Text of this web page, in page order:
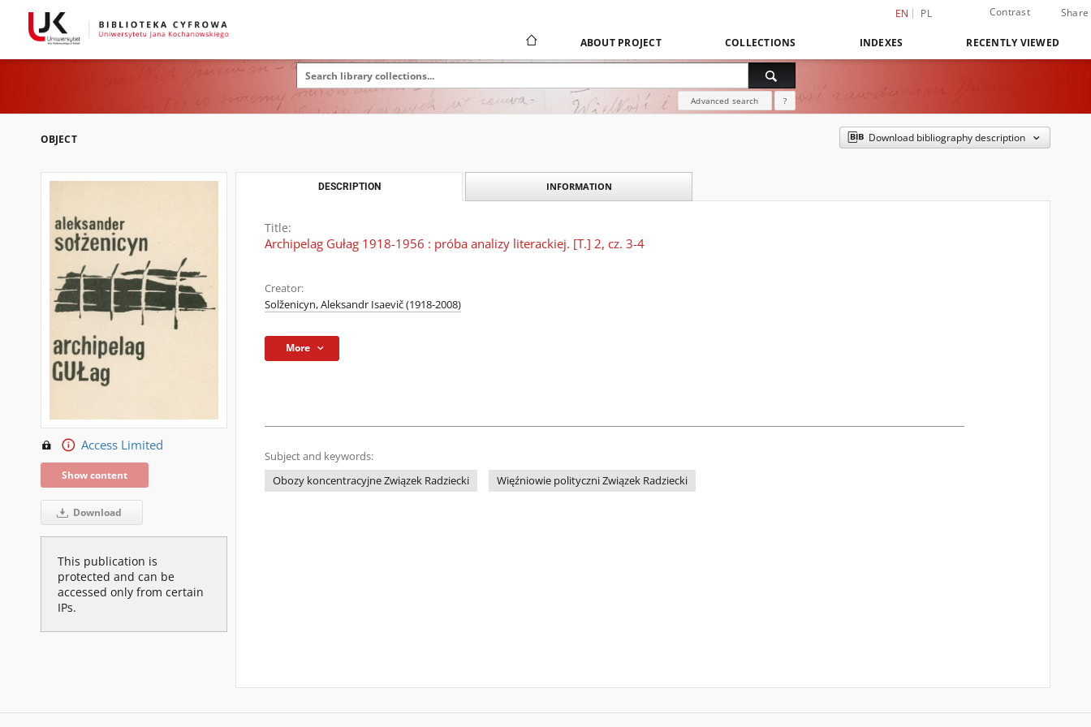
EN PL Contrast Share
ABOUT PROJECT COLLECTIONS INDEXES RECENTLY VIEWED
Advanced search ?
OBJECT Download bibliography description
Access Limited
Show content
Download
This publication is
protected and can be
accessed only from certain
IPs.
DESCRIPTION INFORMATION
Title:
Archipelag Gułag 1918-1956 : próba analizy literackiej. [T.] 2, cz. 3-4
Creator:
Solženicyn, Aleksandr Isaevič (1918-2008)
More
Subject and keywords:
Obozy koncentracyjne Związek Radziecki
Więźniowie polityczni Związek Radziecki